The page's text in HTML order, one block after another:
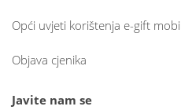
Opći uvjeti korištenja e-gift
Objava cjenika
Javite nam se